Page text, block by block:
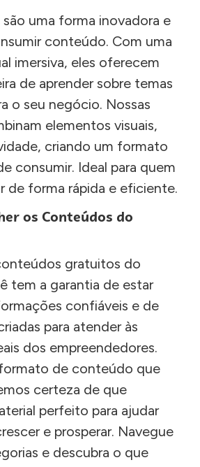
são uma forma inovadora e
conteúdo. Com uma
imersiva, eles oferecem
de aprender sobre temas
o seu negócio. Nossas
elementos visuais,
criando um formato
consumir. Ideal para quem
de forma rápida e eficiente.
os Conteúdos do
gratuitos do
tem a garantia de estar
confiáveis e de
para atender às
dos empreendedores.
de conteúdo que
certeza de que
perfeito para ajudar
e prosperar. Navegue
e descubra o que